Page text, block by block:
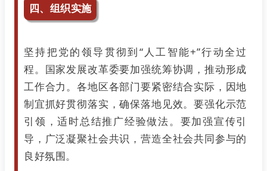
四、组织实施
坚持把党的领导贯彻到“人工智能+”行动全过
程。国家发展改革委要加强统筹协调，推动形成
工作合力。各地区各部门要紧密结合实际，因地
制宜抓好贯彻落实，确保落地见效。要强化示范
引领，适时总结推广经验做法。要加强宣传引
导，广泛凝聚社会共识，营造全社会共同参与的
良好氛围。